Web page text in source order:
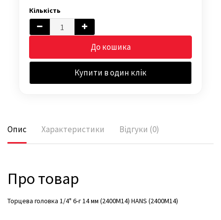
Кількість
До кошика
Купити в один клік
Опис Характеристики Відгуки (0)
Про товар
Торцева головка 1/4" 6-г 14 мм (2400M14) HANS (2400M14)